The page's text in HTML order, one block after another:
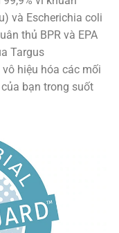
và Escherichia coli
thủ BPR và EPA
Targus
hiệu hóa các mối
bạn trong suốt